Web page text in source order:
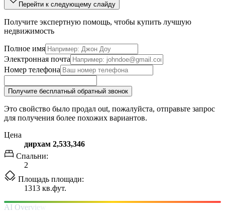
Перейти к следующему слайду
Получите экспертную помощь, чтобы купить лучшую
недвижимость
Полное имя
Электронная почта
Номер телефона
Получите бесплатный обратный звонок
Это свойство было продал out, пожалуйста, отправьте запрос
для получения более похожих вариантов.
Цена
дирхам 2,533,346
Спальни:
2
Площадь площади:
1313 кв.фут.
AI Overview